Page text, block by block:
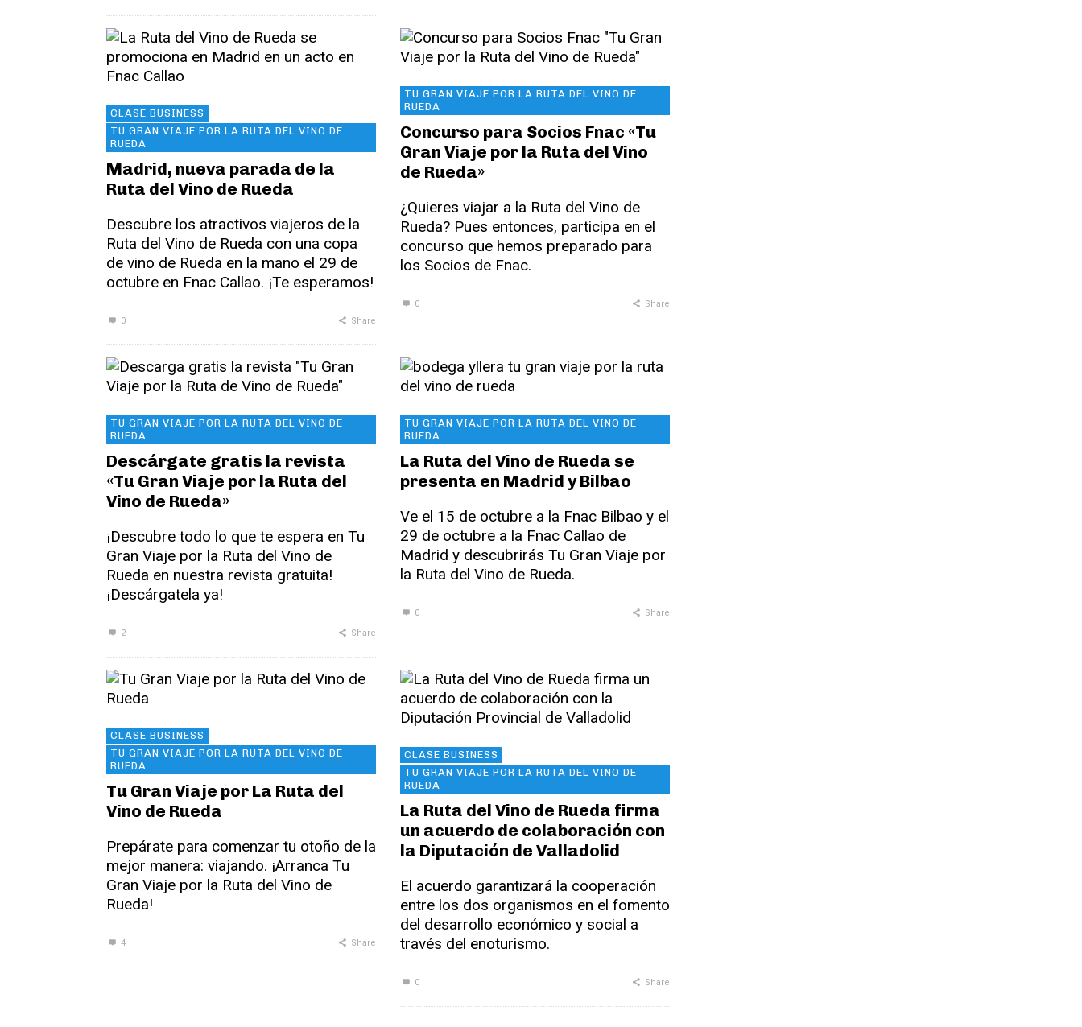
CLASE BUSINESS
TU GRAN VIAJE POR LA RUTA DEL VINO DE
RUEDA
Madrid, nueva parada de la
Ruta del Vino de Rueda
Descubre los atractivos viajeros de la
Ruta del Vino de Rueda con una copa
de vino de Rueda en la mano el 29 de
octubre en Fnac Callao. ¡Te esperamos!
0 Share
TU GRAN VIAJE POR LA RUTA DEL VINO DE
RUEDA
Concurso para Socios Fnac «Tu
Gran Viaje por la Ruta del Vino
de Rueda»
¿Quieres viajar a la Ruta del Vino de
Rueda? Pues entonces, participa en el
concurso que hemos preparado para
los Socios de Fnac.
0 Share
TU GRAN VIAJE POR LA RUTA DEL VINO DE
RUEDA
Descárgate gratis la revista
«Tu Gran Viaje por la Ruta del
Vino de Rueda»
¡Descubre todo lo que te espera en Tu
Gran Viaje por la Ruta del Vino de
Rueda en nuestra revista gratuita!
¡Descárgatela ya!
2 Share
TU GRAN VIAJE POR LA RUTA DEL VINO DE
RUEDA
La Ruta del Vino de Rueda se
presenta en Madrid y Bilbao
Ve el 15 de octubre a la Fnac Bilbao y el
29 de octubre a la Fnac Callao de
Madrid y descubrirás Tu Gran Viaje por
la Ruta del Vino de Rueda.
0 Share
CLASE BUSINESS
TU GRAN VIAJE POR LA RUTA DEL VINO DE
RUEDA
Tu Gran Viaje por La Ruta del
Vino de Rueda
Prepárate para comenzar tu otoño de la
mejor manera: viajando. ¡Arranca Tu
Gran Viaje por la Ruta del Vino de
Rueda!
4 Share
CLASE BUSINESS
TU GRAN VIAJE POR LA RUTA DEL VINO DE
RUEDA
La Ruta del Vino de Rueda firma
un acuerdo de colaboración con
la Diputación de Valladolid
El acuerdo garantizará la cooperación
entre los dos organismos en el fomento
del desarrollo económico y social a
través del enoturismo.
0 Share